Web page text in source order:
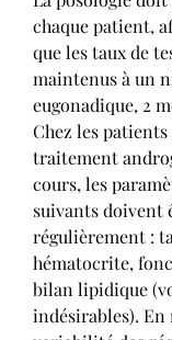
chaque patient,
que les taux de
maintenus à un
eugonadique, 2
Chez les
traitement
cours, les
suivants doivent
régulièrement :
hématocrite,
bilan lipidique
indésirables). En